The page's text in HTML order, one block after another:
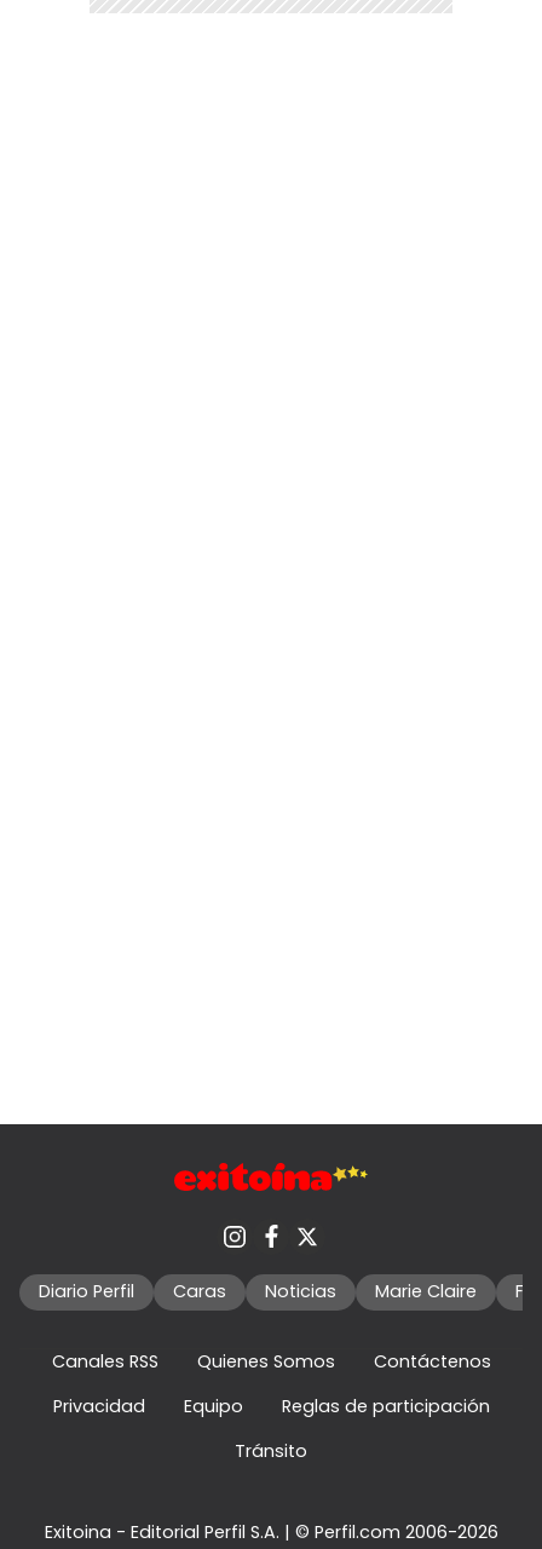
Diario Perfil Caras Noticias Marie Claire
Canales RSS Quienes Somos
Contáctenos
Privacidad
Equipo
Reglas de participación
Tránsito
Exitoina - Editorial Perfil S.A. | © Perfil.com 2006-2026